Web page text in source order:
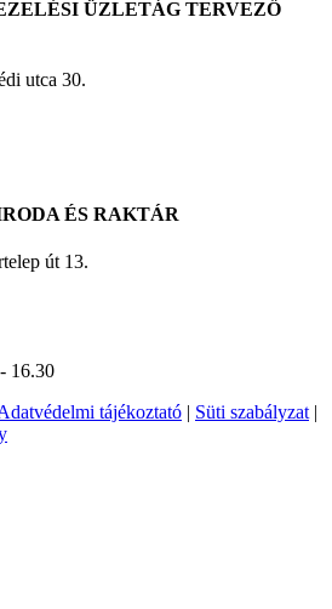
ÜZLETÁG TERVEZŐ
utca 30.
ÉS RAKTÁR
út 13.
16.30
tájékoztató | Süti szabályzat |